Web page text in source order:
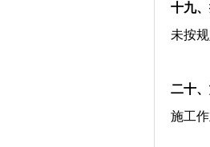
十九、
未按
二十、
施工